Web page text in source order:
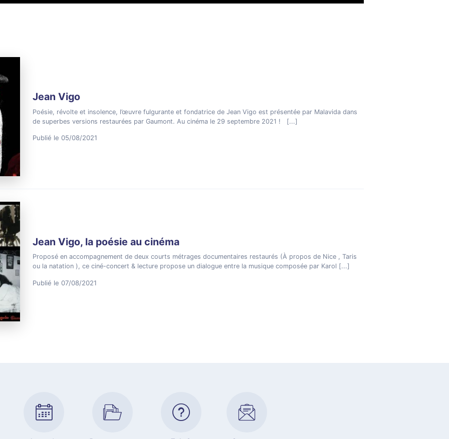
Jean Vigo
Poésie, révolte et insolence, l’œuvre fulgurante et fondatrice de Jean Vigo est présentée par Malavida dans
de superbes versions restaurées par Gaumont. Au cinéma le 29 septembre 2021 ! [...]
Publié le 05/08/2021
Jean Vigo, la poésie au cinéma
Proposé en accompagnement de deux courts métrages documentaires restaurés (À propos de Nice , Taris
ou la natation ), ce ciné-concert & lecture propose un dialogue entre la musique composée par Karol [...]
Publié le 07/08/2021